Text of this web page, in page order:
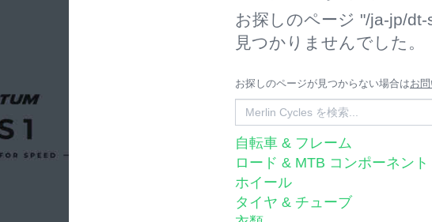
お探しのページ "/ja-jp/
見つかりませんでした。
お探しのページが見つからない場合はお
自転車 & フレーム
ロード & MTB コンポーネント
ホイール
タイヤ & チューブ